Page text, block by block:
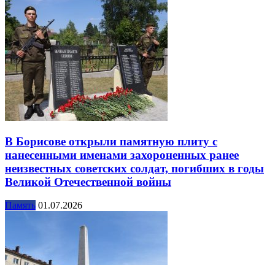
В Борисове открыли памятную плиту с
нанесенными именами захороненных ранее
неизвестных советских солдат, погибших в годы
Великой Отечественной войны
Память 01.07.2026